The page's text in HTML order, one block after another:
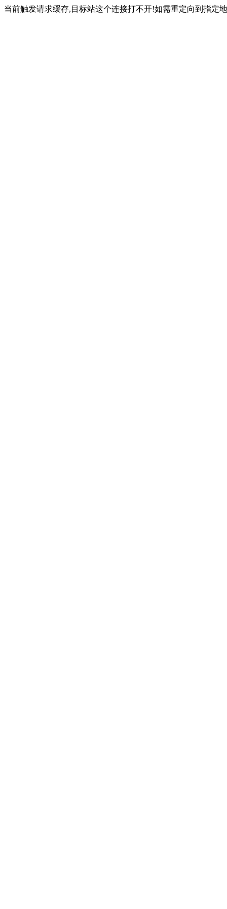
当前触发请求缓存,目标站这个连接打不开!如需重定向到指定